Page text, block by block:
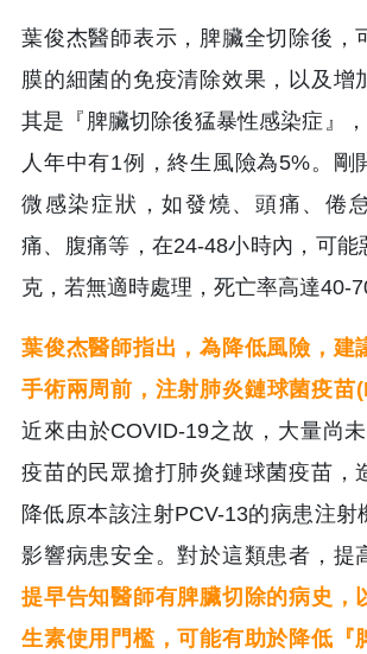
葉俊杰醫師表示，脾臟全切除後，
膜的細菌的免疫清除效果，以及增
其是『脾臟切除後猛暴性感染症』
人年中有1例，終生風險為5%。剛
微感染症狀，如發燒、頭痛、倦
痛、腹痛等，在24-48小時內，可能
克，若無適時處理，死亡率高達40-
葉俊杰醫師指出，為降低風險，建
手術兩周前，注射肺炎鏈球菌疫苗
近來由於COVID-19之故，大量尚
疫苗的民眾搶打肺炎鏈球菌疫苗，
降低原本該注射PCV-13的病患注射
影響病患安全。對於這類患者，提
提早告知醫師有脾臟切除的病史，
生素使用門檻，可能有助於降低『